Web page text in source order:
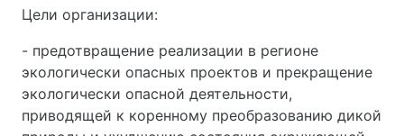
Цели организации:
- предотвращение реализации в регионе
экологически опасных проектов и прекращение
экологически опасной деятельности,
приводящей к коренному преобразованию дикой